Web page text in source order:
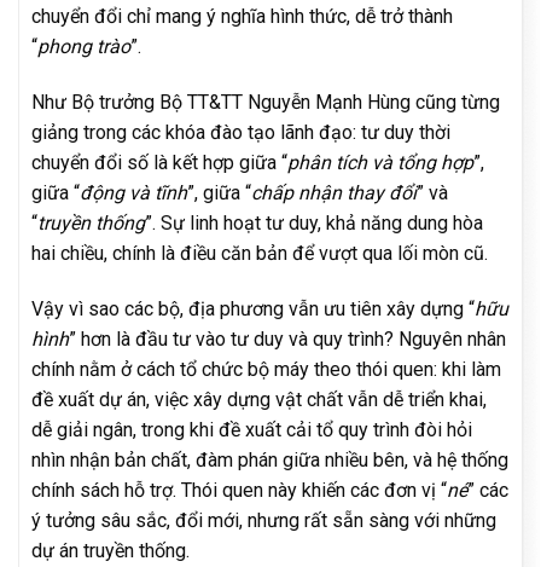
chuyển đổi chỉ mang ý nghĩa hình thức, dễ trở thành
“phong trào”.
Như Bộ trưởng Bộ TT&TT Nguyễn Mạnh Hùng cũng từng
giảng trong các khóa đào tạo lãnh đạo: tư duy thời
chuyển đổi số là kết hợp giữa “phân tích và tổng hợp”,
giữa “động và tĩnh”, giữa “chấp nhận thay đổi” và
“truyền thống”. Sự linh hoạt tư duy, khả năng dung hòa
hai chiều, chính là điều căn bản để vượt qua lối mòn cũ.
Vậy vì sao các bộ, địa phương vẫn ưu tiên xây dựng “hữu
hình” hơn là đầu tư vào tư duy và quy trình? Nguyên nhân
chính nằm ở cách tổ chức bộ máy theo thói quen: khi làm
đề xuất dự án, việc xây dựng vật chất vẫn dễ triển khai,
dễ giải ngân, trong khi đề xuất cải tổ quy trình đòi hỏi
nhìn nhận bản chất, đàm phán giữa nhiều bên, và hệ thống
chính sách hỗ trợ. Thói quen này khiến các đơn vị “né” các
ý tưởng sâu sắc, đổi mới, nhưng rất sẵn sàng với những
dự án truyền thống.